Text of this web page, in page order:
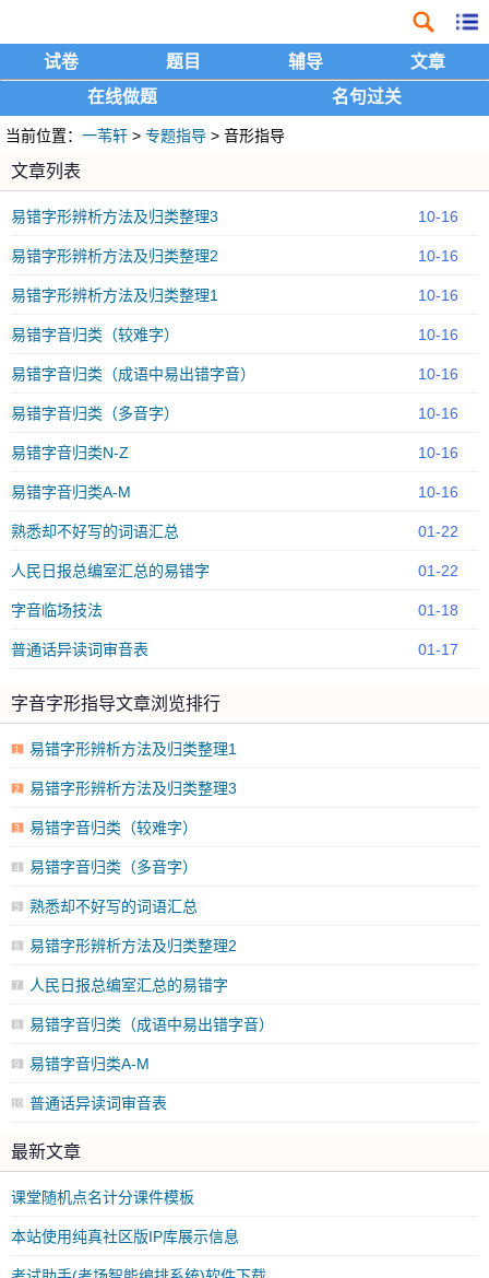
试卷 题目 辅导
文章
在线做题
名句过关
当前位置： 一苇轩 > 专题指导 > 音形指导
文章列表
易错字形辨析方法及归类整理3 10-16
易错字形辨析方法及归类整理2 10-16
易错字形辨析方法及归类整理1 10-16
易错字音归类（较难字） 10-16
易错字音归类（成语中易出错字音） 10-16
易错字音归类（多音字） 10-16
易错字音归类N-Z 10-16
易错字音归类A-M 10-16
熟悉却不好写的词语汇总 01-22
人民日报总编室汇总的易错字 01-22
字音临场技法 01-18
普通话异读词审音表 01-17
字音字形指导文章浏览排行
1 易错字形辨析方法及归类整理1
2 易错字形辨析方法及归类整理3
3 易错字音归类（较难字）
4 易错字音归类（多音字）
5 熟悉却不好写的词语汇总
6 易错字形辨析方法及归类整理2
7 人民日报总编室汇总的易错字
8 易错字音归类（成语中易出错字音）
9 易错字音归类A-M
10 普通话异读词审音表
最新文章
课堂随机点名计分课件模板
本站使用纯真社区版IP库展示信息